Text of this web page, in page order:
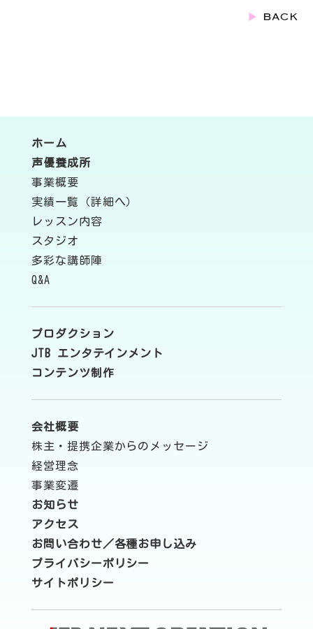
ホーム
声優養成所
事業概要
実績一覧（詳細へ）
レッスン内容
スタジオ
多彩な講師陣
Q&A
プロダクション
JTB エンタテインメント
コンテンツ制作
会社概要
株主・提携企業からのメッセージ
経営理念
事業変遷
お知らせ
アクセス
お問い合わせ／各種お申し込み
プライバシーポリシー
サイトポリシー